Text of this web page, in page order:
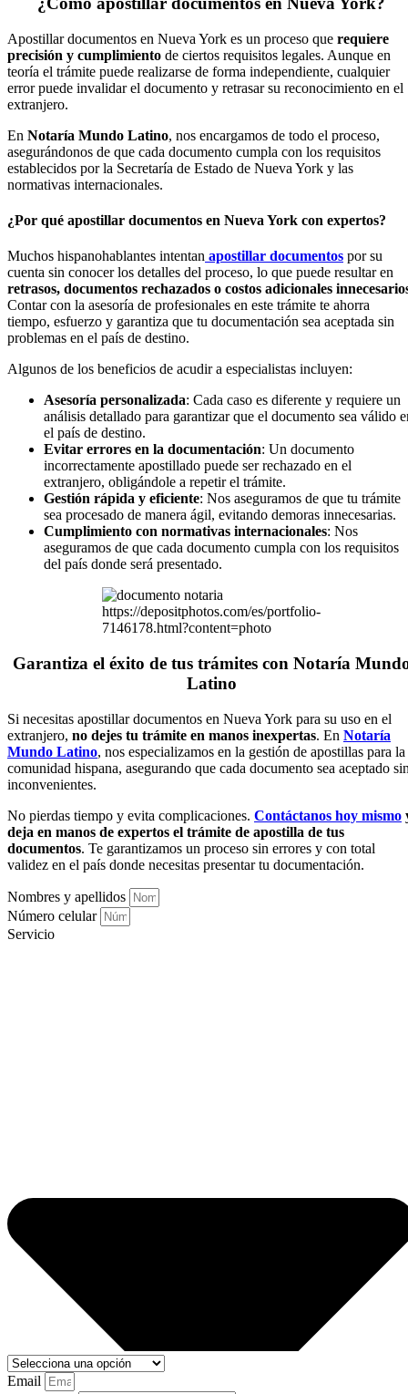
Apostillar documentos en Nueva York es un proceso que requiere
precisión y cumplimiento de ciertos requisitos legales. Aunque en
teoría el trámite puede realizarse de forma independiente, cualquier
error puede invalidar el documento y retrasar su reconocimiento en el
extranjero.
En Notaría Mundo Latino, nos encargamos de todo el proceso,
asegurándonos de que cada documento cumpla con los requisitos
establecidos por la Secretaría de Estado de Nueva York y las
normativas internacionales.
¿Por qué apostillar documentos en Nueva York con expertos?
Muchos hispanohablantes intentan apostillar documentos por su
cuenta sin conocer los detalles del proceso, lo que puede resultar en
retrasos, documentos rechazados o costos adicionales
Contar con la asesoría de profesionales en este trámite te ahorra
tiempo, esfuerzo y garantiza que tu documentación sea aceptada sin
problemas en el país de destino.
Algunos de los beneficios de acudir a especialistas incluyen:
Asesoría personalizada: Cada caso es diferente y requiere un
análisis detallado para garantizar que el documento sea válido
el país de destino.
Evitar errores en la documentación: Un documento
incorrectamente apostillado puede ser rechazado en el
extranjero, obligándole a repetir el trámite.
Gestión rápida y eficiente: Nos aseguramos de que tu trámite
sea procesado de manera ágil, evitando demoras innecesarias.
Cumplimiento con normativas internacionales: Nos
aseguramos de que cada documento cumpla con los requisitos
del país donde será presentado.
https://depositphotos.com/es/portfolio-
7146178.html?content=photo
Garantiza el éxito de tus trámites con Notaría
Latino
Si necesitas apostillar documentos en Nueva York para su uso en el
extranjero, no dejes tu trámite en manos inexpertas. En Notaría
Mundo Latino, nos especializamos en la gestión de apostillas para la
comunidad hispana, asegurando que cada documento sea aceptado
inconvenientes.
No pierdas tiempo y evita complicaciones. Contáctanos hoy mismo
deja en manos de expertos el trámite de apostilla de tus
documentos. Te garantizamos un proceso sin errores y con total
validez en el país donde necesitas presentar tu documentación.
Nombres y apellidos
Número celular
Servicio
Email